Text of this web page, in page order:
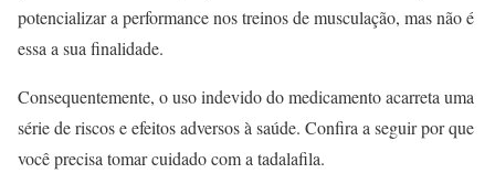
potencializar a performance nos treinos de musculação, mas não é
essa a sua finalidade.
Consequentemente, o uso indevido do medicamento acarreta uma
série de riscos e efeitos adversos à saúde. Confira a seguir por que
você precisa tomar cuidado com a tadalafila.